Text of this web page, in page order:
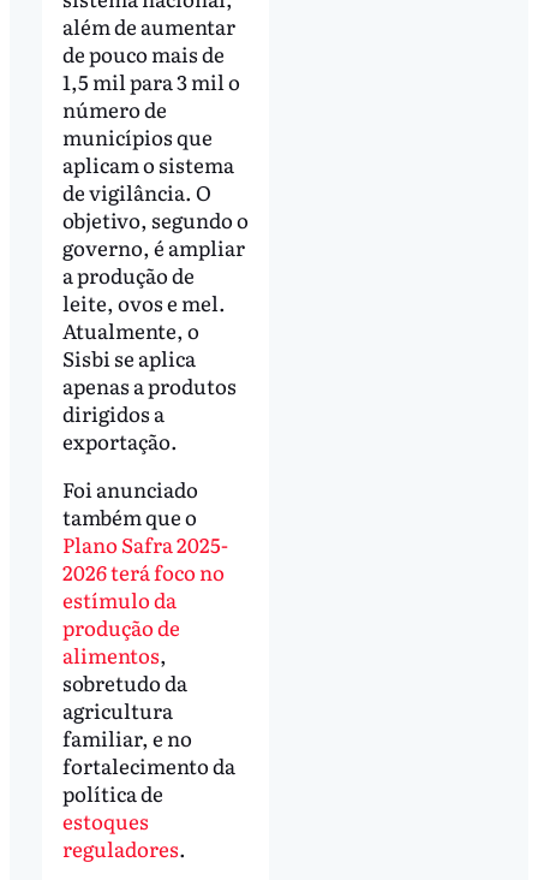
além de aumentar
de pouco mais de
1,5 mil para 3 mil o
número de
municípios que
aplicam o sistema
de vigilância. O
objetivo, segundo o
governo, é ampliar
a produção de
leite, ovos e mel.
Atualmente, o
Sisbi se aplica
apenas a produtos
dirigidos a
exportação.
Foi anunciado
também que o
Plano Safra 2025-
2026 terá foco no
estímulo da
produção de
alimentos,
sobretudo da
agricultura
familiar, e no
fortalecimento da
política de
estoques
reguladores.